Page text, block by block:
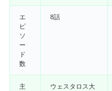
エ
ピ
ソ
ー
ド
数
8話
主
ウェスタロス大